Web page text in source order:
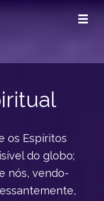
os Espíritos
do globo;
nós, vendo-